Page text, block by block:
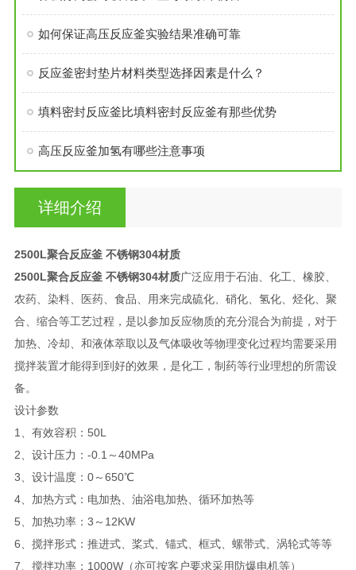
如何保证高压反应釜实验结果准确可靠
反应釜密封垫片材料类型选择因素是什么？
填料密封反应釜比填料密封反应釜有那些优势
高压反应釜加氢有哪些注意事项
详细介绍
2500L聚合反应釜 不锈钢304材质
2500L聚合反应釜 不锈钢304材质广泛应用于石油、化工、橡胶、
农药、染料、医药、食品、用来完成硫化、硝化、氢化、烃化、聚
合、缩合等工艺过程，是以参加反应物质的充分混合为前提，对于
加热、冷却、和液体萃取以及气体吸收等物理变化过程均需要采用
搅拌装置才能得到到好的效果，是化工，制药等行业理想的所需设
备。
设计参数
1、有效容积：50L
2、设计压力：-0.1～40MPa
3、设计温度：0～650℃
4、加热方式：电加热、油浴电加热、循环加热等
5、加热功率：3～12KW
6、搅拌形式：推进式、桨式、锚式、框式、螺带式、涡轮式等等
7、搅拌功率：1000W（亦可按客户要求采用防爆电机等）